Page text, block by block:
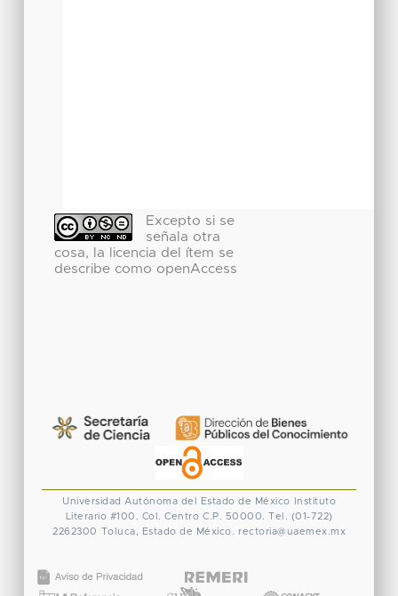
Excepto si se
señala otra
cosa, la licencia del ítem se
describe como openAccess
Universidad Autónoma del Estado de México
Instituto
Literario #100. Col. Centro C.P. 50000. Tel. (01-722)
2262300 Toluca, Estado de México. rectoria@uaemex.mx